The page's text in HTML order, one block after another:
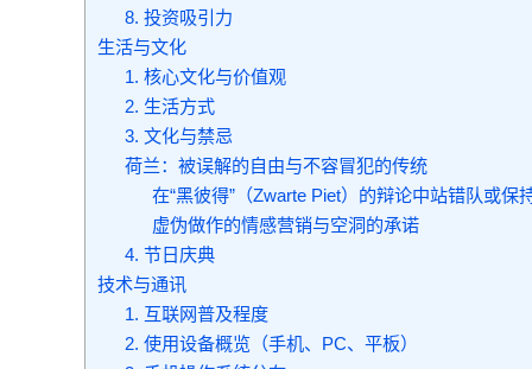
8. 投资吸引力
生活与文化
1. 核心文化与价值观
2. 生活方式
3. 文化与禁忌
荷兰：被误解的自由与不容冒犯的传统
在“黑彼得”（Zwarte Piet）的辩论中站错队或保
虚伪做作的情感营销与空洞的承诺
4. 节日庆典
技术与通讯
1. 互联网普及程度
2. 使用设备概览（手机、PC、平板）